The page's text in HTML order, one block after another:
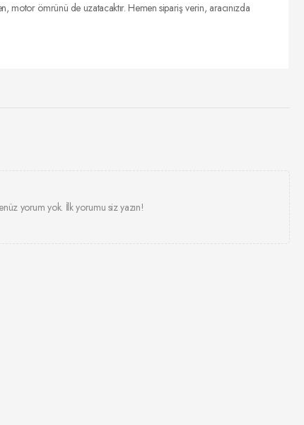
motor ömrünü de uzatacaktır. Hemen sipariş verin, aracınızda
yorum yok. İlk yorumu siz yazın!